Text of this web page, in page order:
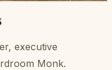
executive
Monk.